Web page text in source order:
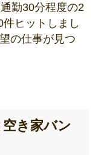
勤30分程度の2
ヒットしまし
の仕事が見つ
き家バン